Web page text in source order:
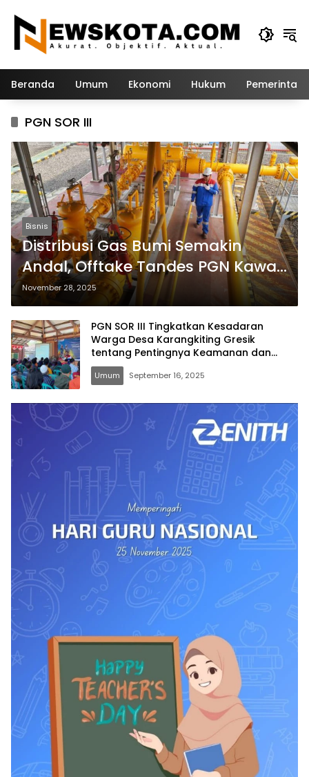
konten
Beranda Umum Ekonomi Hukum
PGN SOR III
Bisnis
Distribusi Gas Bumi Semakin
Andal, Offtake Tandes PGN Kawal
Penyaluran ke 59 Ribu SR dan 255
Industri
November 28, 2025
PGN SOR III Tingkatkan Kesadaran
Warga Desa Karangkiting Gresik
tentang Pentingnya Keamanan dan
Keselamatan Infrastruktur Gas Bumi
Umum September 16, 2025